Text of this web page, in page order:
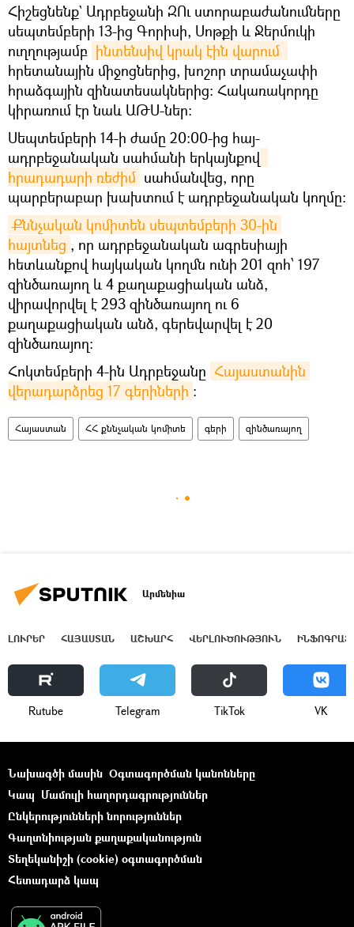
Հիշեցնենք` Ադրբեջանի ԶՈւ ստորաբաժանումները
սեպտեմբերի 13-ից Գորիսի, Սոթքի և Ջերմուկի
ուղղությամբ
հրետանային միջոցներից, խոշոր տրամաչափի
հրաձգային զինատեսակներից։ Հակառակորդը
կիրառում էր նաև ԱԹՍ-ներ:
Սեպտեմբերի 14-ի ժամը 20։00-ից հայ-
ադրբեջանական սահմանի երկայնքով
հրադադարի ռեժիմ սահմանվեց, որը
պարբերաբար խախտում է ադրբեջանական կողմը։
Քննչական կոմիտեն սեպտեմբերի 30-ին
հայտնեց , որ ադրբեջանական ագրեսիայի
հետևանքով հայկական կողմն ունի 201 զոհ՝ 197
զինծառայող և 4 քաղաքացիական անձ,
վիրավորվել է 293 զինծառայող ու 6
քաղաքացիական անձ, գերեվարվել է 20
զինծառայող:
Հոկտեմբերի 4-ին Ադրբեջանը Հայաստանին
վերադարձրեց 17 գերիների ։
Հայաստան ՀՀ քննչական կոմիտե գերի զինծառայող
Արմենիա
ԼՈՒՐԵՐ ՀԱՅԱՍՏԱՆ ԱՇԽԱՐՀ ՎԵՐԼՈՒԾՈՒԹՅՈՒՆ
Rutube Telegram ТikТоk VK
Նախագծի մասին Օգտագործման կանոնները
Կապ Մամուլի հաղորդագրություններ
Ընկերությունների նորություններ
Գաղտնիության քաղաքականություն
Տեղեկանիշի (cookie) օգտագործման
Հետադարձ կապ